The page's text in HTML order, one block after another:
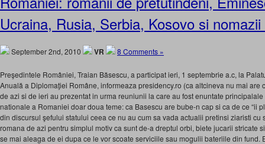
Ucraina, Rusia, Serbia, Kosovo si
September 2nd, 2010 VR 8 Comments »
Preşedintele României, Traian Băsescu, a participat ieri, 1 septembrie a.c, la
Anuală a Diplomaţiei Române, informeaza presidency.ro (ca altcineva nu mai are
de azi si de ieri au prezentat in urma reuniunii la care au fost enuntate
nationale a Romaniei doar doua teme: ca Basescu are bube-n cap si ca de ce “ii
din discursul şefului statului ceea ce nu au cum sa vada actualii pretinsi ziaristi cu
romana de azi pentru simplul motiv ca sunt de-a dreptul orbi, biete jucarii stricate
se mai aleaga de ei dupa ce le vor scoate serviciile sau mogulii bateriile din fund.